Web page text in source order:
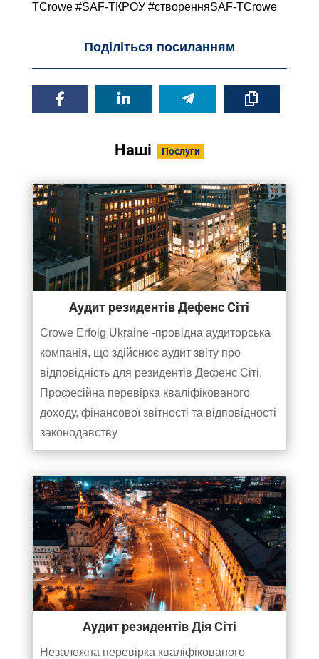
TCrowe #SAF-TКРОУ #створенняSAF-TCrowe
Поділіться посиланням
Наші Послуги
Аудит резидентів Дефенс Сіті
Crowe Erfolg Ukraine -провідна аудиторська
компанія, що здійснює аудит звіту про
відповідність для резидентів Дефенс Сіті.
Професійна перевірка кваліфікованого
доходу, фінансової звітності та відповідності
законодавству
Аудит резидентів Дія Сіті
Незалежна перевірка кваліфікованого